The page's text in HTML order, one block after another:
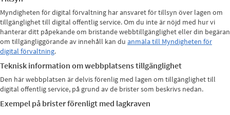
Myndigheten för digital förvaltning har ansvaret för tillsyn över lagen om
tillgänglighet till digital offentlig service. Om du inte är nöjd med hur vi
hanterar ditt påpekande om bristande webbtillgänglighet eller din begäran
om tillgängliggörande av innehåll kan du anmäla till Myndigheten för
digital förvaltning.
Teknisk information om webbplatsens tillgänglighet
Den här webbplatsen är delvis förenlig med lagen om tillgänglighet till
digital offentlig service, på grund av de brister som beskrivs nedan.
Exempel på brister förenligt med lagkraven